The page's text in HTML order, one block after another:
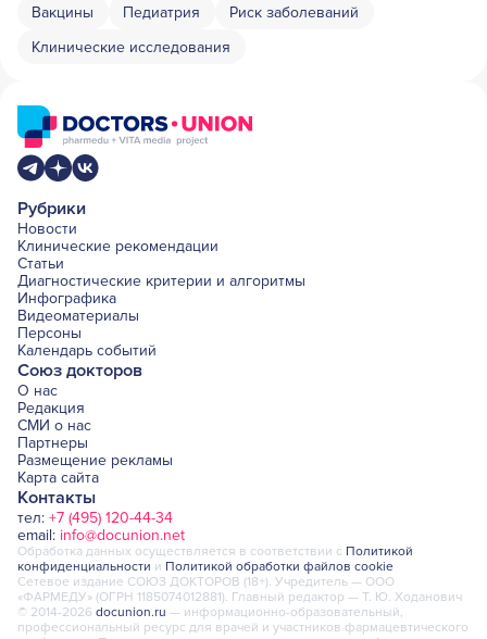
Вакцины
Педиатрия
Риск заболеваний
Клинические исследования
Рубрики
Новости
Клинические рекомендации
Статьи
Диагностические критерии и алгоритмы
Инфографика
Видеоматериалы
Персоны
Календарь событий
Союз докторов
О нас
Редакция
СМИ о нас
Партнеры
Размещение рекламы
Карта сайта
Контакты
тел: +7 (495) 120-44-34
email: info@docunion.net
Обработка данных осуществляется в соответствии с Политикой
конфиденциальности и Политикой обработки файлов cookie
Сетевое издание СОЮЗ ДОКТОРОВ (18+). Учредитель — ООО
«ФАРМЕДУ» (ОГРН 1185074012881). Главный редактор — Т. Ю. Ходанович
© 2014-2026 docunion.ru — информационно-образовательный,
профессиональный ресурс для врачей и участников фармацевтического